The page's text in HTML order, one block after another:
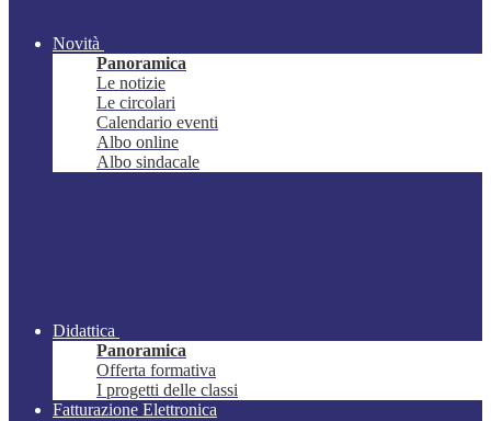
Novità
Panoramica
Le notizie
Le circolari
Calendario eventi
Albo online
Albo sindacale
Didattica
Panoramica
Offerta formativa
I progetti delle classi
Fatturazione Elettronica